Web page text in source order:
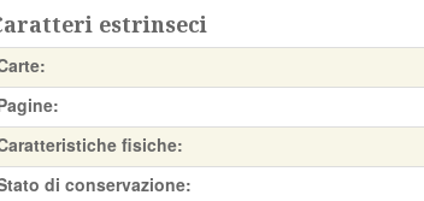
estrinseci
fisiche:
di conservazione: